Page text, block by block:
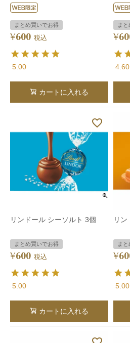
まとめ買いでお得
¥600 税込
5.00
カートに入れる
ま
¥
4.60
リンドール シーソルト 3個
まとめ買いでお得
¥600 税込
5.00
カートに入れる
リ
ま
¥
5.00